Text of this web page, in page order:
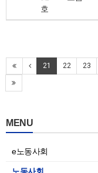
호
21 22 23
MENU
e노동사회